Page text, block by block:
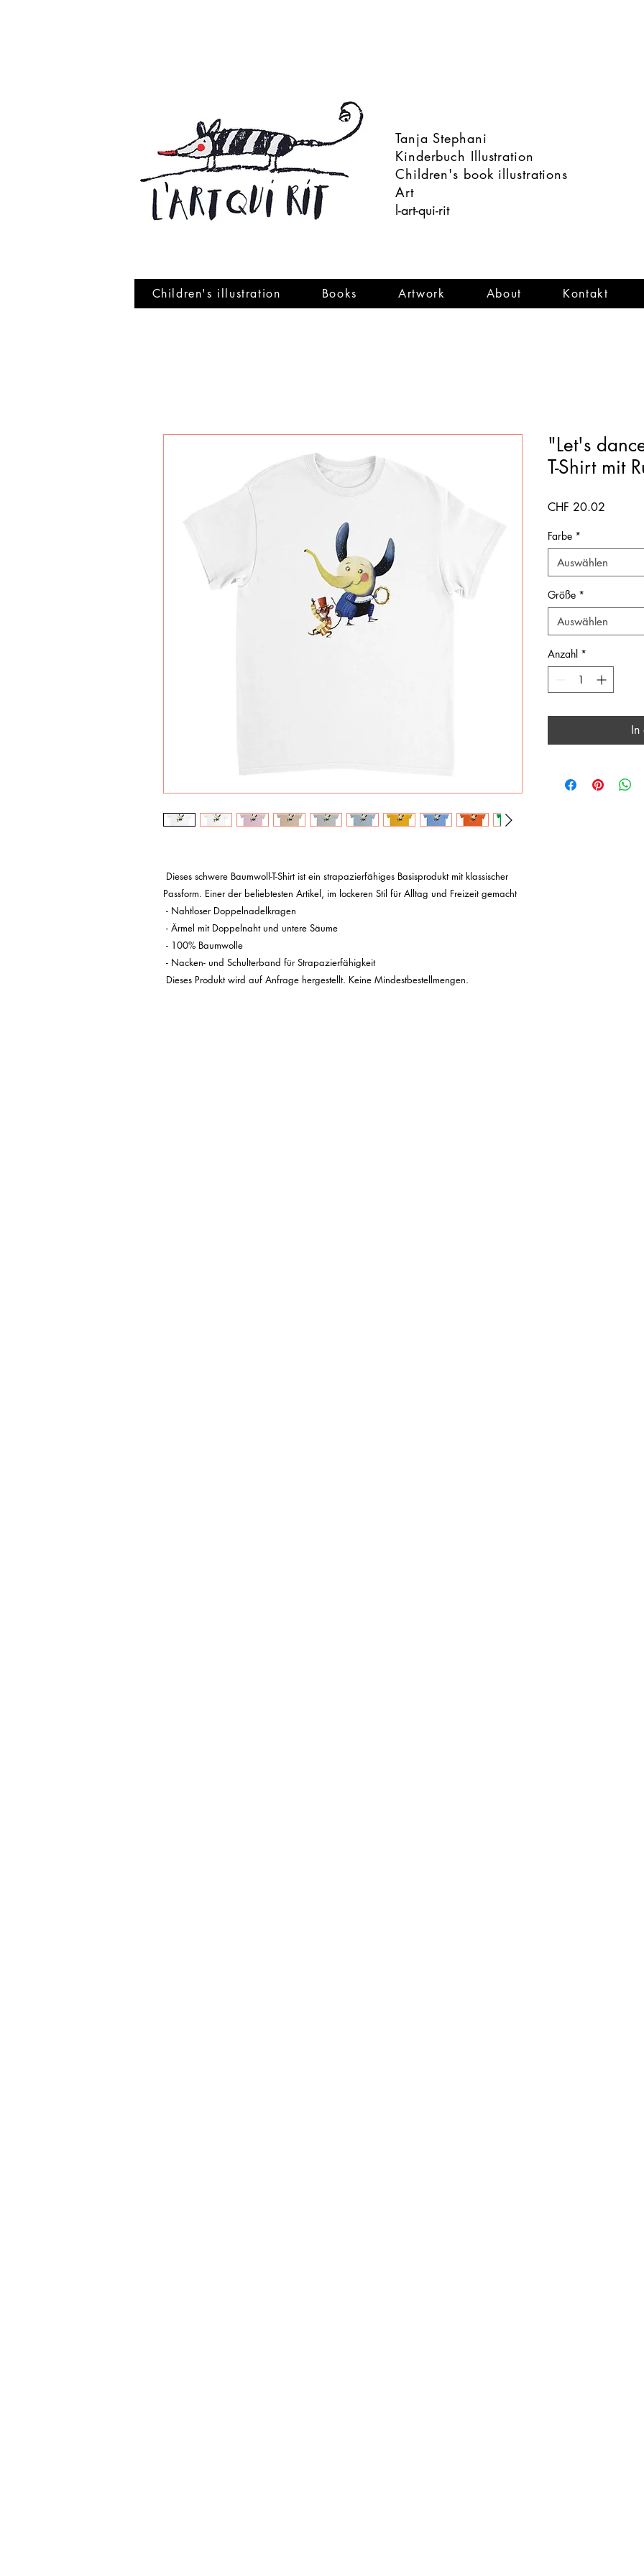
Tanja Stephani
Kinderbuch Illustration
Children's book illustrations
Art
l-art-qui-rit
Children's illustration Books Artwork About Kontakt
Passform. Einer der beliebtesten Artikel, im lockeren Stil für Alltag und Freizeit gemacht
"Let's
T-Shirt mit
CHF 20.02
Farbe *
Auswählen
Größe *
Auswählen
Anzahl *
In